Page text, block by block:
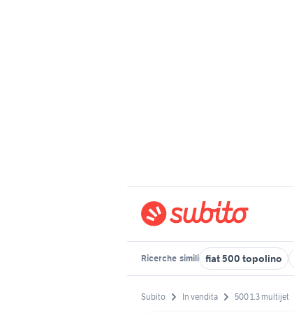
Ricerche simili fiat 500 topolino
Subito In vendita 500 1.3 multijet